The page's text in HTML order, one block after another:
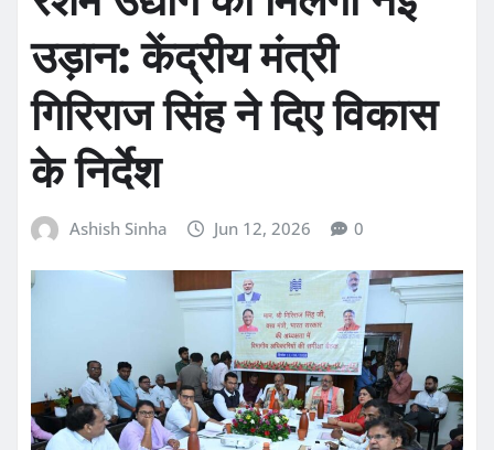
उड़ान: केंद्रीय मंत्री
गिरिराज सिंह ने दिए विकास
के निर्देश
Ashish Sinha Jun 12, 2026 0